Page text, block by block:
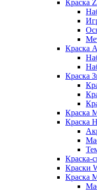
Краска
Краска
Краска
Краска
Краска
Краска-
Краски
Краска